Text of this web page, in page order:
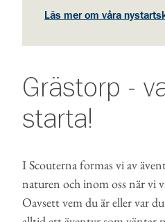
Läs mer om våra
Grästorp -
starta!
I Scouterna formas vi av
naturen och inom oss när vi
Oavsett vem du är eller var